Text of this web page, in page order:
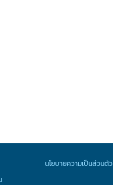
นโยบายความเป็นส่วนตัว